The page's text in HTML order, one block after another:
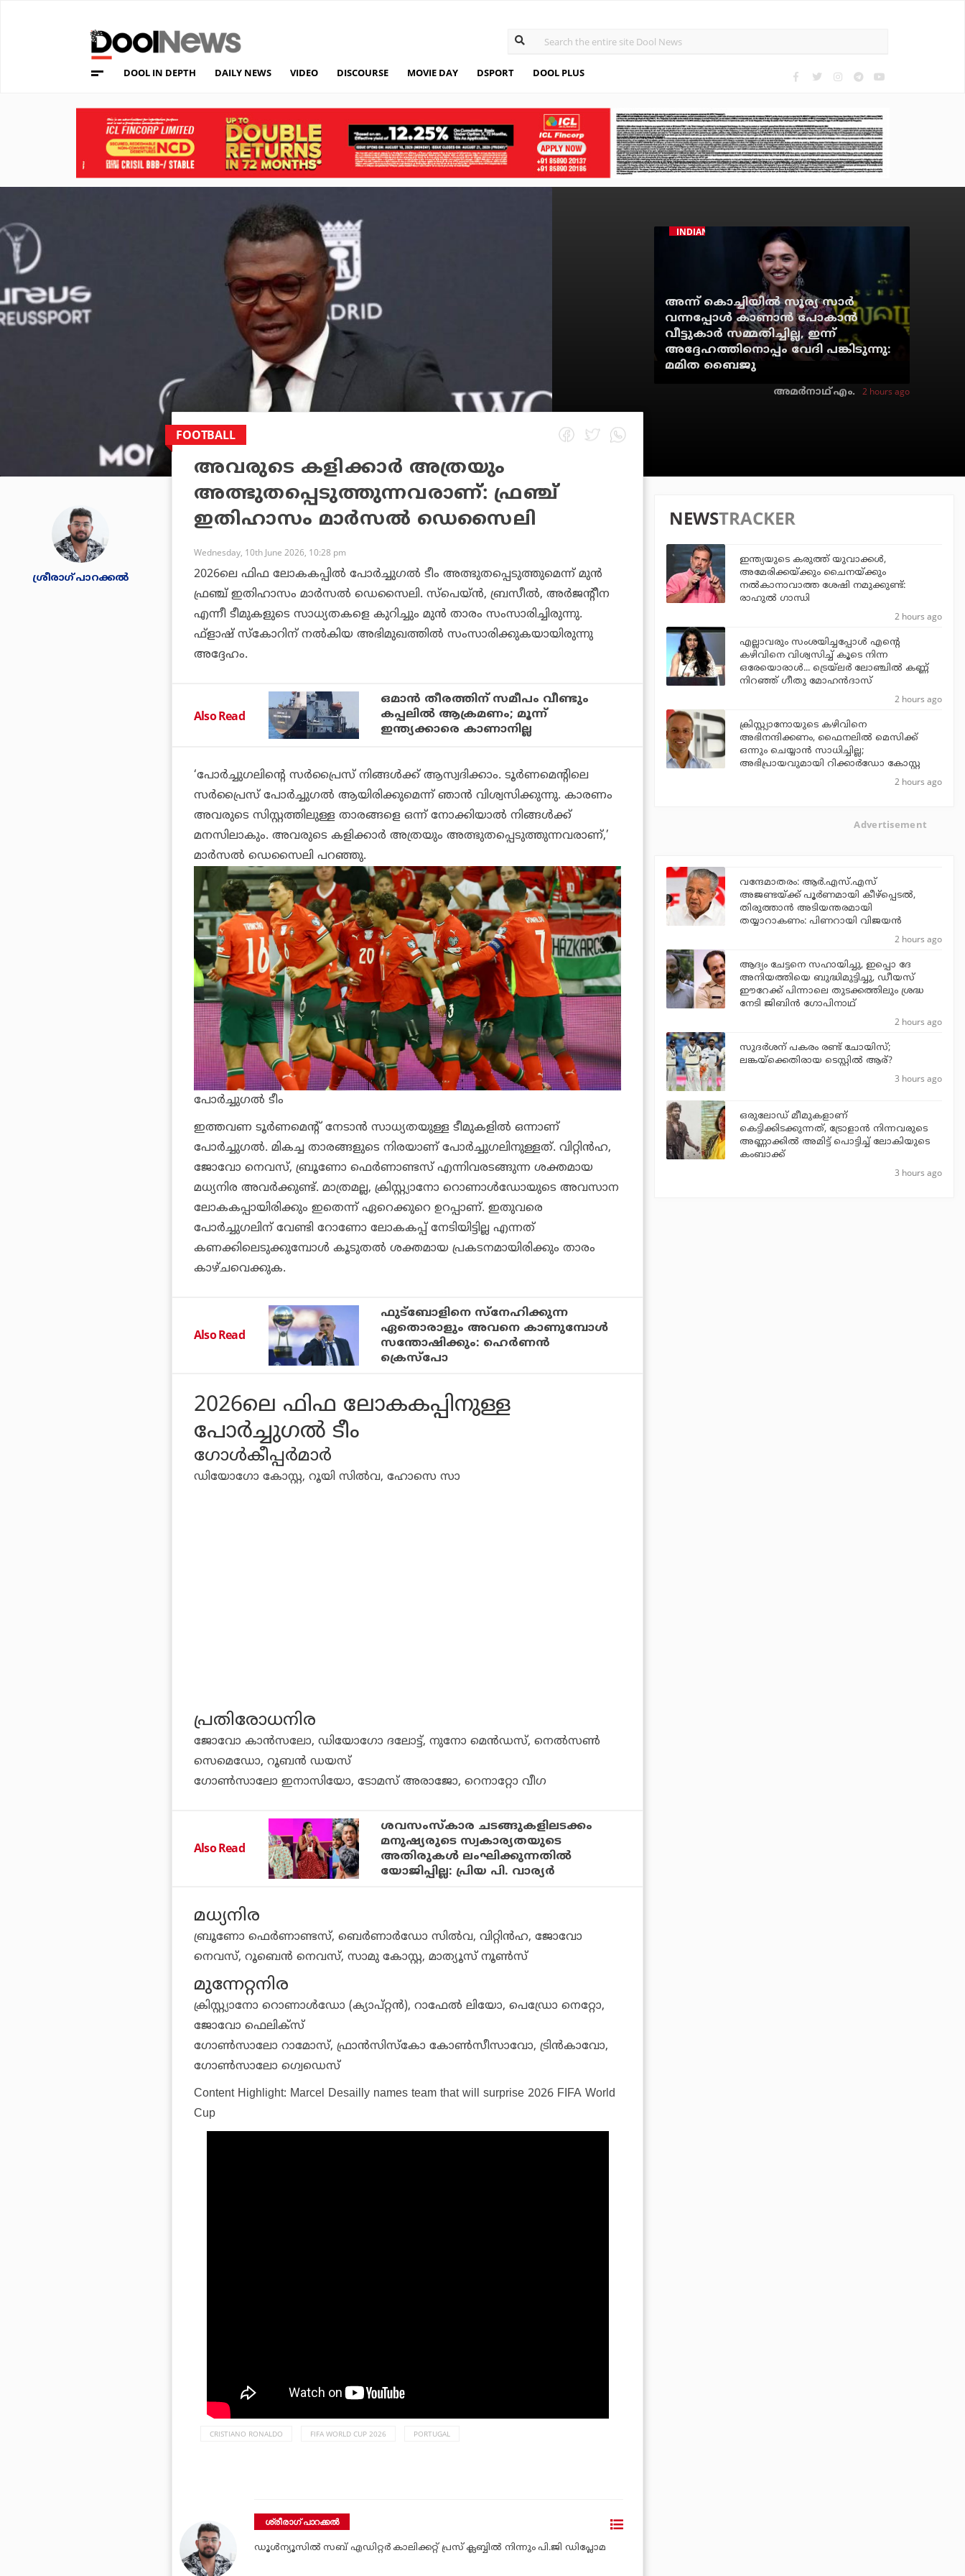
DOOL IN DEPTH DAILY NEWS VIDEO DISCOURSE MOVIE DAY DSPORT DOOL PLUS
INDIAN CINEMA
അന്ന് കൊച്ചിയില്‍ സൂര്യ സാര്‍
വന്നപ്പോള്‍ കാണാന്‍ പോകാന്‍
വീട്ടുകാര്‍ സമ്മതിച്ചില്ല, ഇന്ന്
അദ്ദേഹത്തിനൊപ്പം വേദി പങ്കിടുന്നു:
മമിത ബൈജു
അമര്‍നാഥ് എം. 2 hours ago
ശ്രീരാഗ് പാറക്കല്‍
FOOTBALL
അവരുടെ കളിക്കാര്‍ അത്രയും
അത്ഭുതപ്പെടുത്തുന്നവരാണ്: ഫ്രഞ്ച്
ഇതിഹാസം മാര്‍സല്‍ ഡെസൈലി
Wednesday, 10th June 2026, 10:28 pm
2026ലെ ഫിഫ ലോകകപ്പില്‍ പോര്‍ച്ചുഗല്‍ ടീം അത്ഭുതപ്പെടുത്തുമെന്ന് മുന്‍
ഫ്രഞ്ച് ഇതിഹാസം മാര്‍സല്‍ ഡെസൈലി. സ്‌പെയ്ന്‍, ബ്രസീല്‍, അര്‍ജന്റീന
എന്നീ ടീമുകളുടെ സാധ്യതകളെ കുറിച്ചും മുന്‍ താരം സംസാരിച്ചിരുന്നു.
ഫ്‌ളാഷ് സ്‌കോറിന് നല്‍കിയ അഭിമുഖത്തില്‍ സംസാരിക്കുകയായിരുന്നു
അദ്ദേഹം.
Also Read
ഒമാന്‍ തീരത്തിന് സമീപം വീണ്ടും
കപ്പലില്‍ ആക്രമണം; മൂന്ന്
ഇന്ത്യക്കാരെ കാണാനില്ല
‘പോര്‍ച്ചുഗലിന്റെ സര്‍പ്രൈസ് നിങ്ങള്‍ക്ക് ആസ്വദിക്കാം. ടൂര്‍ണമെന്റിലെ
സര്‍പ്രൈസ് പോര്‍ച്ചുഗല്‍ ആയിരിക്കുമെന്ന് ഞാന്‍ വിശ്വസിക്കുന്നു. കാരണം
അവരുടെ സിസ്റ്റത്തിലുള്ള താരങ്ങളെ ഒന്ന് നോക്കിയാല്‍ നിങ്ങള്‍ക്ക്
മനസിലാകും. അവരുടെ കളിക്കാര്‍ അത്രയും അത്ഭുതപ്പെടുത്തുന്നവരാണ്,’
മാര്‍സല്‍ ഡെസൈലി പറഞ്ഞു.
പോര്‍ച്ചുഗല്‍ ടീം
ഇത്തവണ ടൂര്‍ണമെന്റ് നേടാന്‍ സാധ്യതയുള്ള ടീമുകളില്‍ ഒന്നാണ്
പോര്‍ച്ചുഗല്‍. മികച്ച താരങ്ങളുടെ നിരയാണ് പോര്‍ച്ചുഗലിനുള്ളത്. വിറ്റിന്‍ഹ,
ജോവോ നെവസ്, ബ്രൂണോ ഫെര്‍ണാണ്ടസ് എന്നിവരടങ്ങുന്ന ശക്തമായ
മധ്യനിര അവര്‍ക്കുണ്ട്. മാത്രമല്ല, ക്രിസ്റ്റ്യാനോ റൊണാള്‍ഡോയുടെ അവസാന
ലോകകപ്പായിരിക്കും ഇതെന്ന് ഏറെക്കുറെ ഉറപ്പാണ്. ഇതുവരെ
പോര്‍ച്ചുഗലിന് വേണ്ടി റോണോ ലോകകപ്പ് നേടിയിട്ടില്ല എന്നത്
കണക്കിലെടുക്കുമ്പോള്‍ കൂടുതല്‍ ശക്തമായ പ്രകടനമായിരിക്കും താരം
കാഴ്ചവെക്കുക.
Also Read
ഫുട്‌ബോളിനെ സ്നേഹിക്കുന്ന
ഏതൊരാളും അവനെ കാണുമ്പോള്‍
സന്തോഷിക്കും: ഹെര്‍ണന്‍
ക്രെസ്പോ
2026ലെ ഫിഫ ലോകകപ്പിനുള്ള
പോര്‍ച്ചുഗല്‍ ടീം
ഗോള്‍കീപ്പര്‍മാര്‍
ഡിയോഗോ കോസ്റ്റ, റൂയി സില്‍വ, ഹോസെ സാ
പ്രതിരോധനിര
ജോവോ കാന്‍സലോ, ഡിയോഗോ ദലോട്ട്, നുനോ മെന്‍ഡസ്, നെല്‍സണ്‍
സെമെഡോ, റൂബന്‍ ഡയസ്
ഗോണ്‍സാലോ ഇനാസിയോ, ടോമസ് അരാജോ, റെനാറ്റോ വീഗ
Also Read
ശവസംസ്‌കാര ചടങ്ങുകളിലടക്കം
മനുഷ്യരുടെ സ്വകാര്യതയുടെ
അതിരുകള്‍ ലംഘിക്കുന്നതില്‍
യോജിപ്പില്ല: പ്രിയ പി. വാര്യര്‍
മധ്യനിര
ബ്രൂണോ ഫെര്‍ണാണ്ടസ്, ബെര്‍ണാര്‍ഡോ സില്‍വ, വിറ്റിന്‍ഹ, ജോവോ
നെവസ്, റൂബെന്‍ നെവസ്, സാമു കോസ്റ്റ, മാത്യൂസ് നൂണ്‍സ്
മുന്നേറ്റനിര
ക്രിസ്റ്റ്യാനോ റൊണാള്‍ഡോ (ക്യാപ്റ്റന്‍), റാഫേല്‍ ലിയോ, പെഡ്രോ നെറ്റോ,
ജോവോ ഫെലിക്‌സ്
ഗോണ്‍സാലോ റാമോസ്, ഫ്രാന്‍സിസ്‌കോ കോണ്‍സീസാവോ, ട്രിന്‍കാവോ,
ഗോണ്‍സാലോ ഗ്വെഡെസ്
Content Highlight: Marcel Desailly names team that will surprise 2026 FIFA World
Cup
CRISTIANO RONALDO FIFA WORLD CUP 2026 PORTUGAL
ശ്രീരാഗ് പാറക്കല്‍
ഡൂള്‍ന്യൂസില്‍ സബ് എഡിറ്റര്‍ കാലിക്കറ്റ് പ്രസ് ക്ലബ്ബില്‍ നിന്നും പി.ജി ഡിപ്ലോമ
NEWSTRACKER
ഇന്ത്യയുടെ കരുത്ത് യുവാക്കള്‍,
അമേരിക്കയ്ക്കും ചൈനയ്ക്കും
നല്‍കാനാവാത്ത ശേഷി നമുക്കുണ്ട്:
രാഹുല്‍ ഗാന്ധി
2 hours ago
എല്ലാവരും സംശയിച്ചപ്പോള്‍ എന്റെ
കഴിവിനെ വിശ്വസിച്ച് കൂടെ നിന്ന
ഒരേയൊരാള്‍... ട്രെയ്‌ലര്‍ ലോഞ്ചില്‍ കണ്ണ്
നിറഞ്ഞ് ഗീതു മോഹന്‍ദാസ്
2 hours ago
ക്രിസ്റ്റ്യാനോയുടെ കഴിവിനെ
അഭിനന്ദിക്കണം, ഫൈനലില്‍ മെസിക്ക്
ഒന്നും ചെയ്യാന്‍ സാധിച്ചില്ല;
അഭിപ്രായവുമായി റിക്കാര്‍ഡോ കോസ്റ്റ
2 hours ago
Advertisement
വന്ദേമാതരം: ആര്‍.എസ്.എസ്
അജണ്ടയ്ക്ക് പൂര്‍ണമായി കീഴ്‌പ്പെടല്‍,
തിരുത്താന്‍ അടിയന്തരമായി
തയ്യാറാകണം: പിണറായി വിജയന്‍
2 hours ago
ആദ്യം ചേട്ടനെ സഹായിച്ചു, ഇപ്പൊ ദേ
അനിയത്തിയെ ബുദ്ധിമുട്ടിച്ചു, ഡീയസ്
ഈറേക്ക് പിന്നാലെ തുടക്കത്തിലും ശ്രദ്ധ
നേടി ജിബിന്‍ ഗോപിനാഥ്
2 hours ago
സുദര്‍ശന് പകരം രണ്ട് ചോയിസ്;
ലങ്കയ്‌ക്കെതിരായ ടെസ്റ്റില്‍ ആര്?
3 hours ago
ഒരുലോഡ് മീമുകളാണ്
കെട്ടിക്കിടക്കുന്നത്, ട്രോളാന്‍ നിന്നവരുടെ
അണ്ണാക്കില്‍ അമിട്ട് പൊട്ടിച്ച് ലോകിയുടെ
കംബാക്ക്
3 hours ago